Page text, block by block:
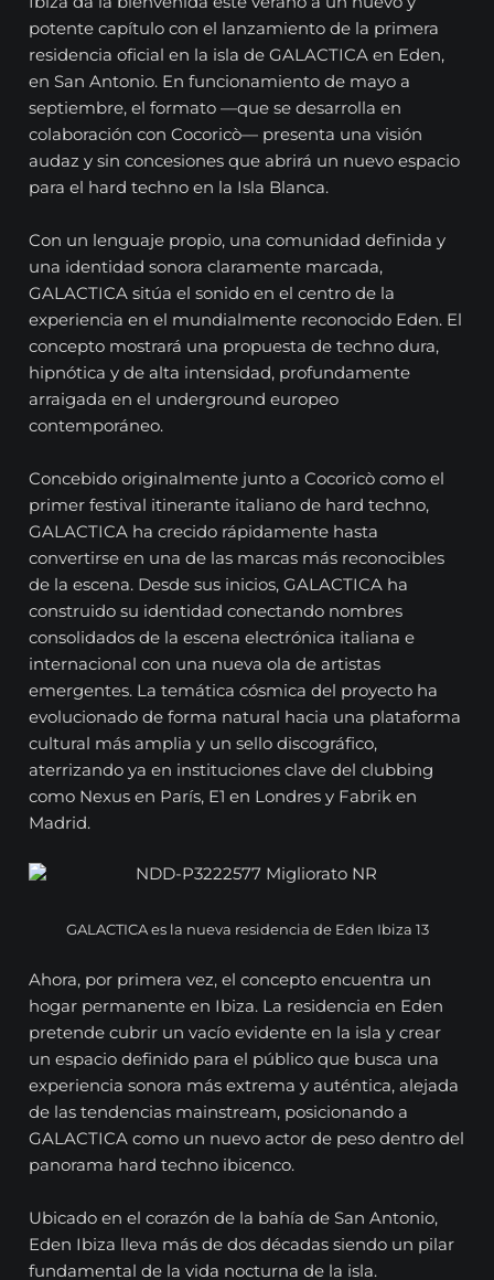
potente capítulo con el lanzamiento de la primera
residencia oficial en la isla de GALACTICA en Eden,
en San Antonio. En funcionamiento de mayo a
septiembre, el formato —que se desarrolla en
colaboración con Cocoricò— presenta una visión
audaz y sin concesiones que abrirá un nuevo espacio
para el hard techno en la Isla Blanca.
Con un lenguaje propio, una comunidad definida y
una identidad sonora claramente marcada,
GALACTICA sitúa el sonido en el centro de la
experiencia en el mundialmente reconocido Eden. El
concepto mostrará una propuesta de techno dura,
hipnótica y de alta intensidad, profundamente
arraigada en el underground europeo
contemporáneo.
Concebido originalmente junto a Cocoricò como el
primer festival itinerante italiano de hard techno,
GALACTICA ha crecido rápidamente hasta
convertirse en una de las marcas más reconocibles
de la escena. Desde sus inicios, GALACTICA ha
construido su identidad conectando nombres
consolidados de la escena electrónica italiana e
internacional con una nueva ola de artistas
emergentes. La temática cósmica del proyecto ha
evolucionado de forma natural hacia una plataforma
cultural más amplia y un sello discográfico,
aterrizando ya en instituciones clave del clubbing
como Nexus en París, E1 en Londres y Fabrik en
Madrid.
GALACTICA es la nueva residencia de Eden Ibiza 13
Ahora, por primera vez, el concepto encuentra un
hogar permanente en Ibiza. La residencia en Eden
pretende cubrir un vacío evidente en la isla y crear
un espacio definido para el público que busca una
experiencia sonora más extrema y auténtica, alejada
de las tendencias mainstream, posicionando a
GALACTICA como un nuevo actor de peso dentro del
panorama hard techno ibicenco.
Ubicado en el corazón de la bahía de San Antonio,
Eden Ibiza lleva más de dos décadas siendo un pilar
fundamental de la vida nocturna de la isla.